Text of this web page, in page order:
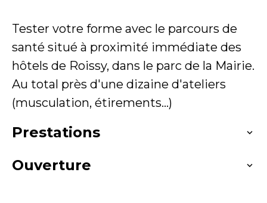
Tester votre forme avec le parcours de
santé situé à proximité immédiate des
hôtels de Roissy, dans le parc de la Mairie.
Au total près d'une dizaine d'ateliers
(musculation, étirements...)
Prestations
Langues parlées
Ouverture